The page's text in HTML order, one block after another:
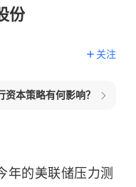
份
关注
本策略有何影响？
年的美联储压力测